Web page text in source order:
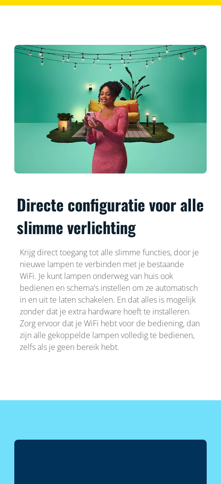
Directe configuratie voor alle
slimme verlichting
Krijg direct toegang tot alle slimme functies, door je
nieuwe lampen te verbinden met je bestaande
WiFi. Je kunt lampen onderweg van huis ook
bedienen en schema's instellen om ze automatisch
in en uit te laten schakelen. En dat alles is mogelijk
zonder dat je extra hardware hoeft te installeren.
Zorg ervoor dat je WiFi hebt voor de bediening, dan
zijn alle gekoppelde lampen volledig te bedienen,
zelfs als je geen bereik hebt.